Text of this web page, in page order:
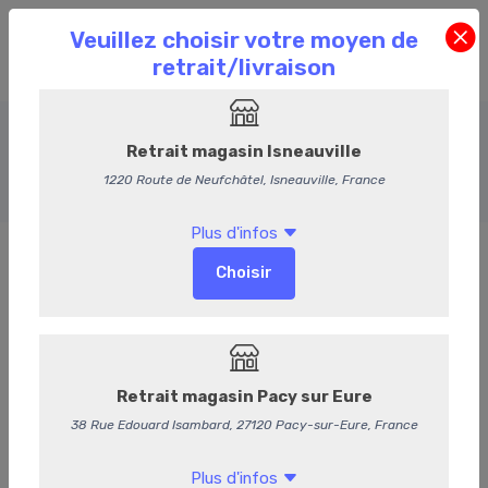
Le Boeuf
Accueil Commande en Ligne Le Boeuf